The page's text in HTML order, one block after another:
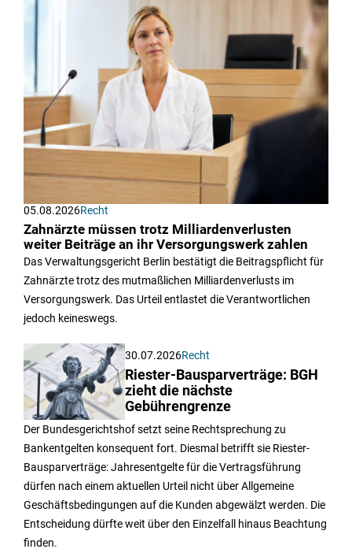
05.08.2026Recht
Zahnärzte müssen trotz Milliardenverlusten
weiter Beiträge an ihr Versorgungswerk zahlen
Das Verwaltungsgericht Berlin bestätigt die Beitragspflicht für
Zahnärzte trotz des mutmaßlichen Milliardenverlusts im
Versorgungswerk. Das Urteil entlastet die Verantwortlichen
jedoch keineswegs.
30.07.2026Recht
Riester-Bausparverträge: BGH
zieht die nächste
Gebührengrenze
Der Bundesgerichtshof setzt seine Rechtsprechung zu
Bankentgelten konsequent fort. Diesmal betrifft sie Riester-
Bausparverträge: Jahresentgelte für die Vertragsführung
dürfen nach einem aktuellen Urteil nicht über Allgemeine
Geschäftsbedingungen auf die Kunden abgewälzt werden. Die
Entscheidung dürfte weit über den Einzelfall hinaus Beachtung
finden.